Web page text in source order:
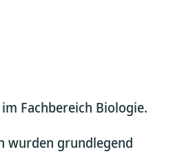
Fachbereich Biologie.
wurden grundlegend